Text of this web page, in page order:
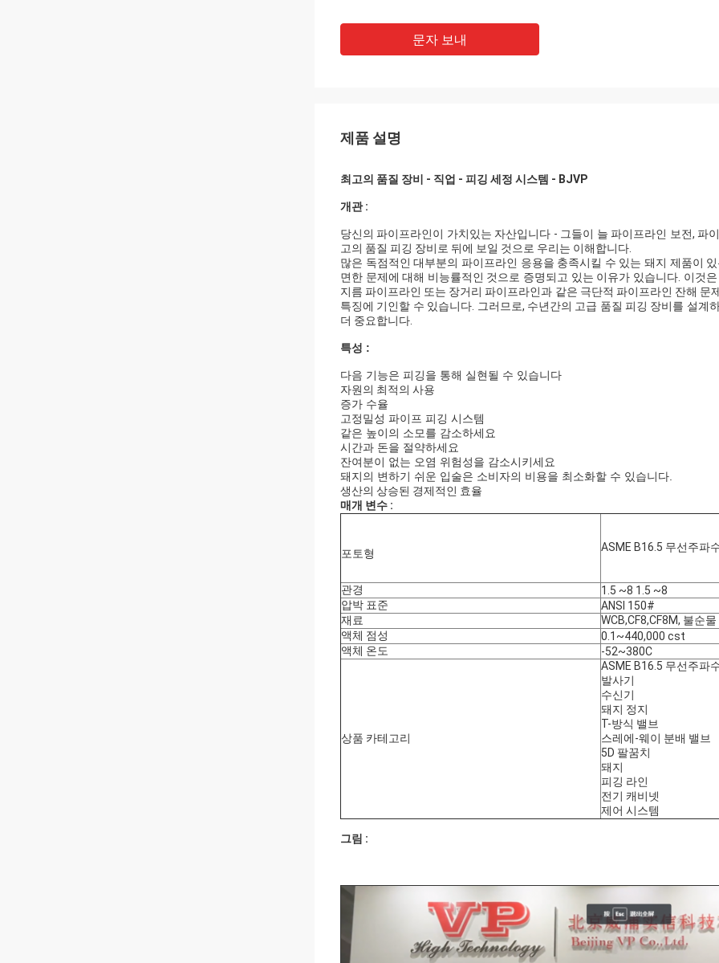
문자 보내
제품 설명
최고의 품질 장비 - 직업 - 피깅 세정 시스템 - BJVP
개관 :
당신의 파이프라인이 가치있는 자산입니다 - 그들이 늘 파이프라인 보전, 파
고의 품질 피깅 장비로 뒤에 보일 것으로 우리는 이해합니다.
많은 독점적인 대부분의 파이프라인 응용을 충족시킬 수 있는 돼지 제품이
면한 문제에 대해 비능률적인 것으로 증명되고 있는 이유가 있습니다. 이것
지름 파이프라인 또는 장거리 파이프라인과 같은 극단적 파이프라인 잔해
특징에 기인할 수 있습니다. 그러므로, 수년간의 고급 품질 피깅 장비를 설
더 중요합니다.
특성 :
다음 기능은 피깅을 통해 실현될 수 있습니다
자원의 최적의 사용
증가 수율
고정밀성 파이프 피깅 시스템
같은 높이의 소모를 감소하세요
시간과 돈을 절약하세요
잔여분이 없는 오염 위험성을 감소시키세요
돼지의 변하기 쉬운 입술은 소비자의 비용을 최소화할 수 있습니다.
생산의 상승된 경제적인 효율
매개 변수 :
포토형 ASME B16.5 무선주파
관경
1.5 ~8 1.5 ~8
압박 표준
ANSI 150#
재료
WCB,CF8,CF8M, 불순물
액체 점성
0.1~440,000 cst
액체 온도
-52~380C
상품 카테고리
ASME B16.5 무선주파
발사기
수신기
돼지 정지
T-방식 밸브
스레에-웨이 분배 밸브
5D 팔꿈치
돼지
피깅 라인
전기 캐비넷
제어 시스템
그림 :